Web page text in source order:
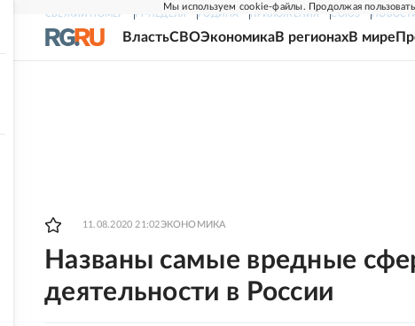
Мы используем cookie-файлы. Продолжая
СВЕЖИЙ НОМЕР РГ-НЕДЕЛЯ РОДИНА ПРИЛОЖЕНИЯ СОЮЗ
ВластьСВОЭкономикаВ регионахВ мире
11.08.2020 21:02ЭКОНОМИКА
Названы самые вредные
деятельности в России